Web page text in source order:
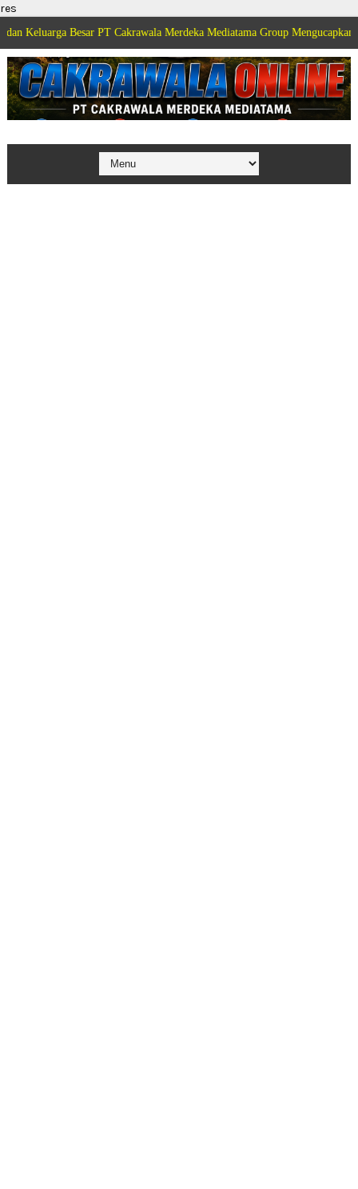
res
PT Cakrawala Merdeka Mediatama Group Mengucapkan Selamat